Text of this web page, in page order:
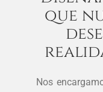
que
Nos